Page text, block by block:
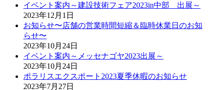
イベント案内～建設技術フェア2023in中部 出展～
2023年12月1日
お知らせ〜店舗の営業時間短縮＆臨時休業日のお知
らせ〜
2023年10月24日
イベント案内～メッセナゴヤ2023出展～
2023年10月24日
ポラリスエクスポート2023夏季休暇のお知らせ
2023年7月27日